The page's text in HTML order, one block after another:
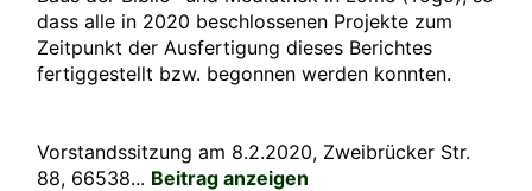
dass alle in 2020 beschlossenen Projekte zum
Zeitpunkt der Ausfertigung dieses Berichtes
fertiggestellt bzw. begonnen werden konnten.
Vorstandssitzung am 8.2.2020, Zweibrücker Str.
88, 66538... Beitrag anzeigen